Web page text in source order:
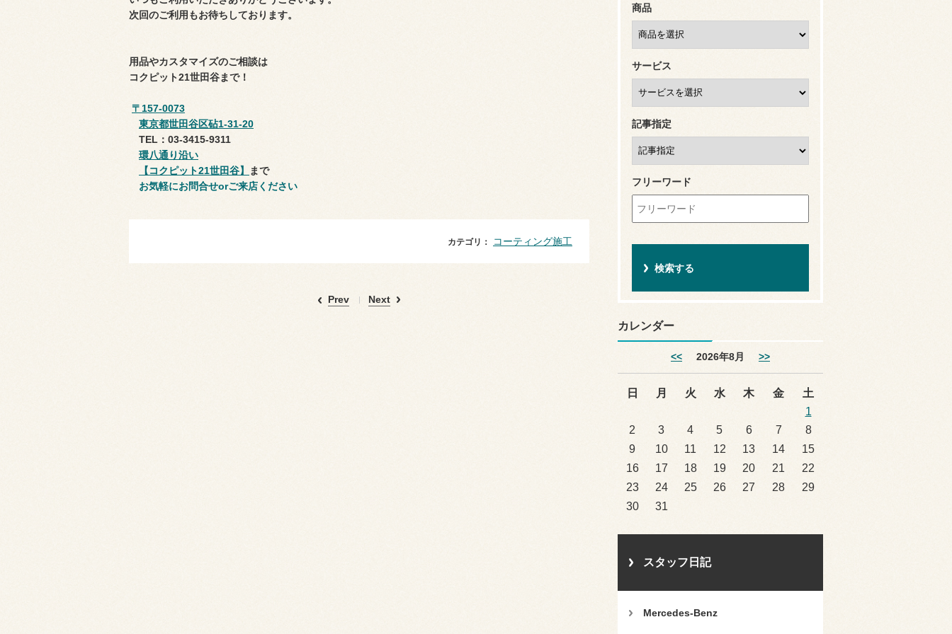
次回のご利用もお待ちしております。
用品やカスタマイズのご相談は
コクピット21世田谷まで！
〒157-0073
東京都世田谷区砧1-31-20
TEL：03-3415-9311
環八通り沿い
【コクピット21世田谷】
まで
お気軽にお問合せorご来店ください
カテゴリ： コーティング施工
Prev Next
商品
サービス
記事指定
フリーワード
カレンダー
<< 2026年8月 >>
日 月 火 水 木 金
土
1
2
3 4 5 6 7
8
9
10 11 12 13 14
15
16
17 18 19 20 21
22
23
24 25 26 27 28
29
30
31
スタッフ日記
Mercedes-Benz